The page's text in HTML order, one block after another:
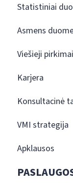
Statistiniai
Asmens
Viešieji pirkimai
Karjera
Konsultacinė
VMI strategija
Apklausos